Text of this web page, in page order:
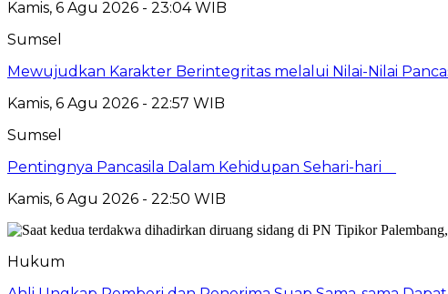
Kamis, 6 Agu 2026 - 23:04 WIB
Sumsel
Mewujudkan Karakter Berintegritas melalui Nilai-Nilai
Kamis, 6 Agu 2026 - 22:57 WIB
Sumsel
Pentingnya Pancasila Dalam Kehidupan Sehari-hari
Kamis, 6 Agu 2026 - 22:50 WIB
Hukum